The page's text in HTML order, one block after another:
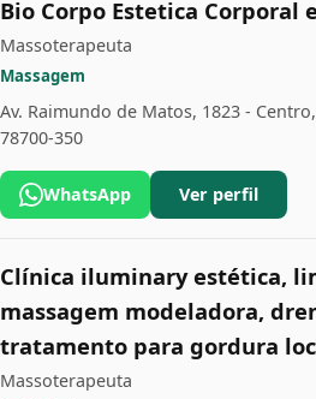
Bio Corpo Estetica Corporal
Massoterapeuta
Massagem
Av. Raimundo de Matos, 1823 -
78700-350
WhatsApp Ver perfil
Clínica iluminary estética,
massagem modeladora,
tratamento para gordura
Massoterapeuta